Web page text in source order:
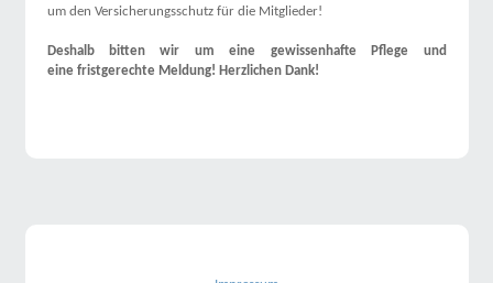
um den Versicherungsschutz für die Mitglieder!
Deshalb bitten wir um eine gewissenhafte Pflege und
eine fristgerechte Meldung! Herzlichen Dank!